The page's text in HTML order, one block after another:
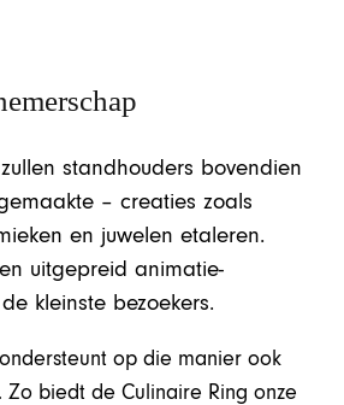
standhouders bovendien
– creaties zoals
en juwelen etaleren.
uitgepreid animatie-
kleinste bezoekers.
op die manier ook
Zo biedt de Culinaire Ring onze